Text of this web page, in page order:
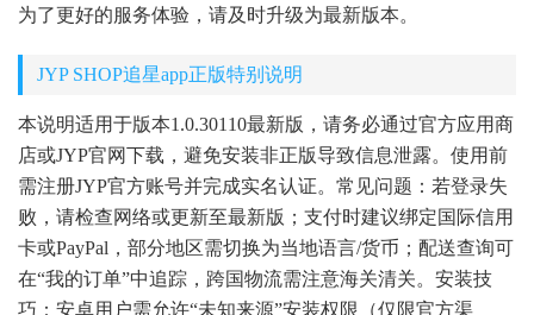
为了更好的服务体验，请及时升级为最新版本。
JYP SHOP追星app正版特别说明
本说明适用于版本1.0.30110最新版，请务必通过官方应用商
店或JYP官网下载，避免安装非正版导致信息泄露。使用前
需注册JYP官方账号并完成实名认证。常见问题：若登录失
败，请检查网络或更新至最新版；支付时建议绑定国际信用
卡或PayPal，部分地区需切换为当地语言/货币；配送查询可
在“我的订单”中追踪，跨国物流需注意海关清关。安装技
巧：安卓用户需允许“未知来源”安装权限（仅限官方渠